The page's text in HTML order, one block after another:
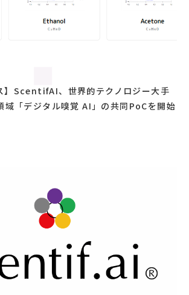
】ScentifAI、世界的テクノロジー大手
域「デジタル嗅覚 AI」の共同PoCを開始